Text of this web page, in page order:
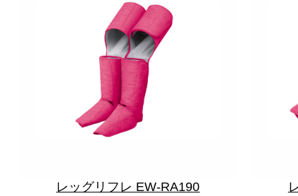
レッグリフレ EW-RA190